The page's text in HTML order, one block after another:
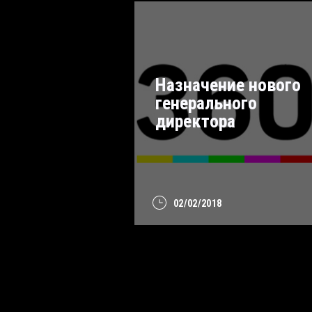
02/02/2018
Назначение нового
генерального
директора